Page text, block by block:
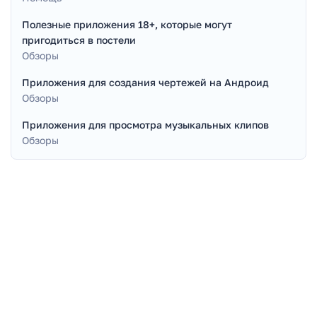
Полезные приложения 18+, которые могут
пригодиться в постели
Обзоры
Приложения для создания чертежей на Андроид
Обзоры
Приложения для просмотра музыкальных клипов
Обзоры